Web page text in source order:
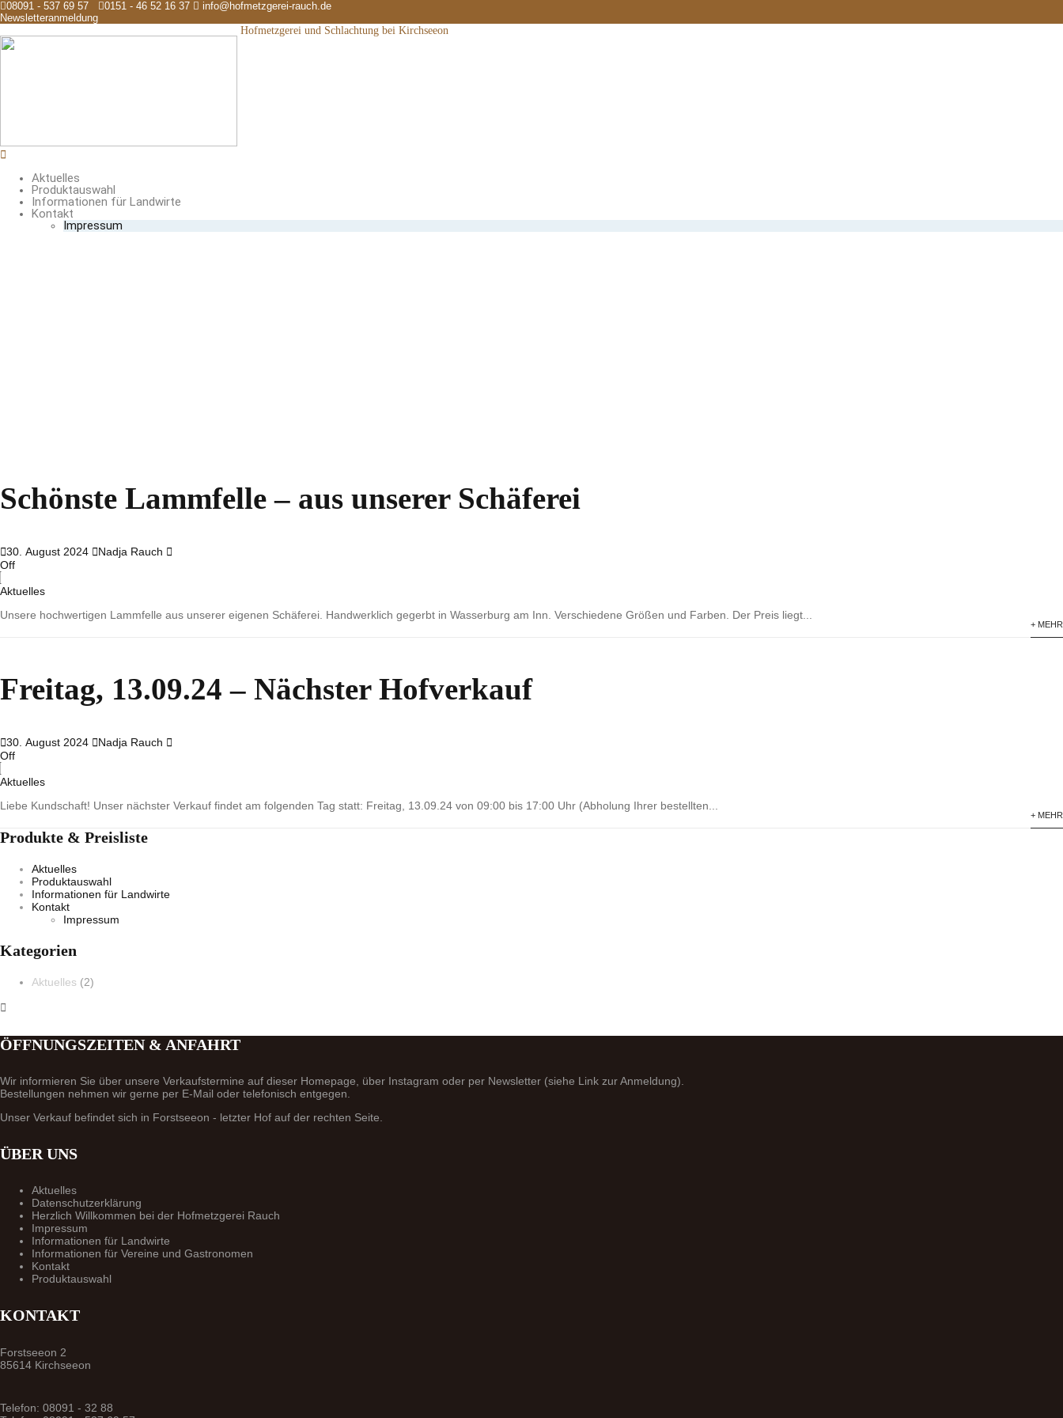
08091 - 537 69 57 0151 - 46 52 16 37
info@hofmetzgerei-rauch.de
Newsletteranmeldung
Hofmetzgerei und Schlachtung bei Kirchseeon
Aktuelles
Produktauswahl
Informationen für Landwirte
Kontakt
Impressum
Schönste Lammfelle – aus unserer Schäferei
30. August 2024
Nadja Rauch
Off
Aktuelles
Unsere hochwertigen Lammfelle aus unserer eigenen Schäferei. Handwerklich gegerbt in Wasserburg am Inn. Verschiedene Größen und Farben. Der Preis liegt...
+ MEHR
Freitag, 13.09.24 – Nächster Hofverkauf
30. August 2024
Nadja Rauch
Off
Aktuelles
Liebe Kundschaft! Unser nächster Verkauf findet am folgenden Tag statt: Freitag, 13.09.24 von 09:00 bis 17:00 Uhr (Abholung Ihrer bestellten...
+ MEHR
Produkte & Preisliste
Aktuelles
Produktauswahl
Informationen für Landwirte
Kontakt
Impressum
Kategorien
Aktuelles (2)
ÖFFNUNGSZEITEN & ANFAHRT
Wir informieren Sie über unsere Verkaufstermine auf dieser Homepage, über Instagram oder per Newsletter (siehe Link zur Anmeldung).
Bestellungen nehmen wir gerne per E-Mail oder telefonisch entgegen.
Unser Verkauf befindet sich in Forstseeon - letzter Hof auf der rechten Seite.
ÜBER UNS
Aktuelles
Datenschutzerklärung
Herzlich Willkommen bei der Hofmetzgerei Rauch
Impressum
Informationen für Landwirte
Informationen für Vereine und Gastronomen
Kontakt
Produktauswahl
KONTAKT
Forstseeon 2
85614 Kirchseeon
Telefon: 08091 - 32 88